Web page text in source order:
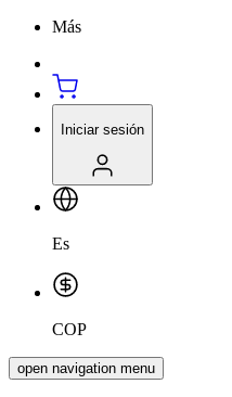
Más
Iniciar sesión
Es
COP
open navigation menu